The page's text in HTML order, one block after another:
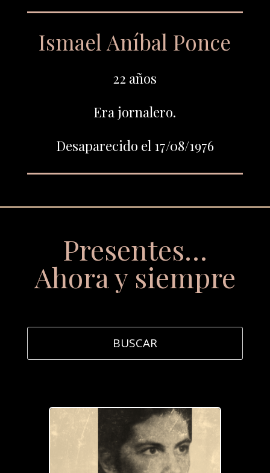
Ismael Aníbal Ponce
22 años
Era jornalero.
Desaparecido el 17/08/1976
Presentes…
Ahora y siempre